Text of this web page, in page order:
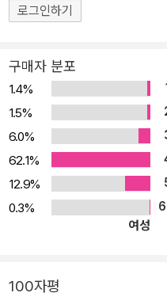
하고 있는 것이지요. 홍길동은 서자라는 신분을 넘어 활빈당이라는
을 펼치고, 허수아비로 자신의
닙니다. 축지법을 써서 먼 거리
쇠사슬을 끊고 사라지기도 하
으로 절대 죽지 않는 이유는 그
신 실현시키는 영웅이기 때문입니다. 홍길동은 연산군 때
재했던 인물이지만 소설 속 주
영웅으로 살지는 않았습니다.
의 면모가 홍길동에게 투영돼
바로잡아 가는 시원스런 투쟁
는 독자들에게 감동과 즐거움을 주고 있습
로그인하기
구매자 분포
1.4%
1.5%
6.0%
62.1%
12.9%
0.3%
여성
100자평